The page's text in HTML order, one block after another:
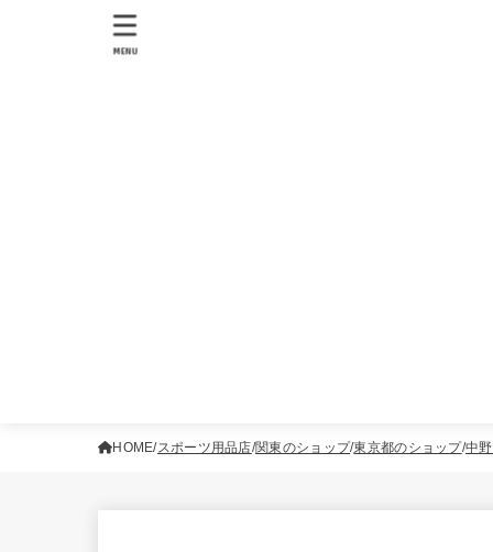
MENU
HOME スポーツ用品店 関東のショップ 東京都のショップ 中